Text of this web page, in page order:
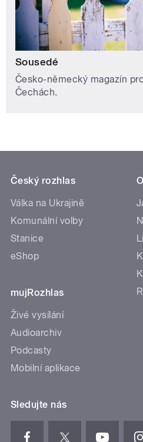
Sousedé
Česko-německý magazín
Čechách.
Český rozhlas
Válka na Ukrajině
Komunální volby
Stanice
eShop
mujRozhlas
Živé vysílání
Audioarchiv
Podcasty
Mobilní aplikace
Sledujte nás